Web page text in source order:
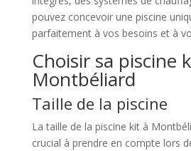
pouvez concevoir une piscine
parfaitement à vos besoins et à
Choisir sa piscine
Montbéliard
Taille de la piscine
La taille de la piscine kit à
crucial à prendre en compte lors